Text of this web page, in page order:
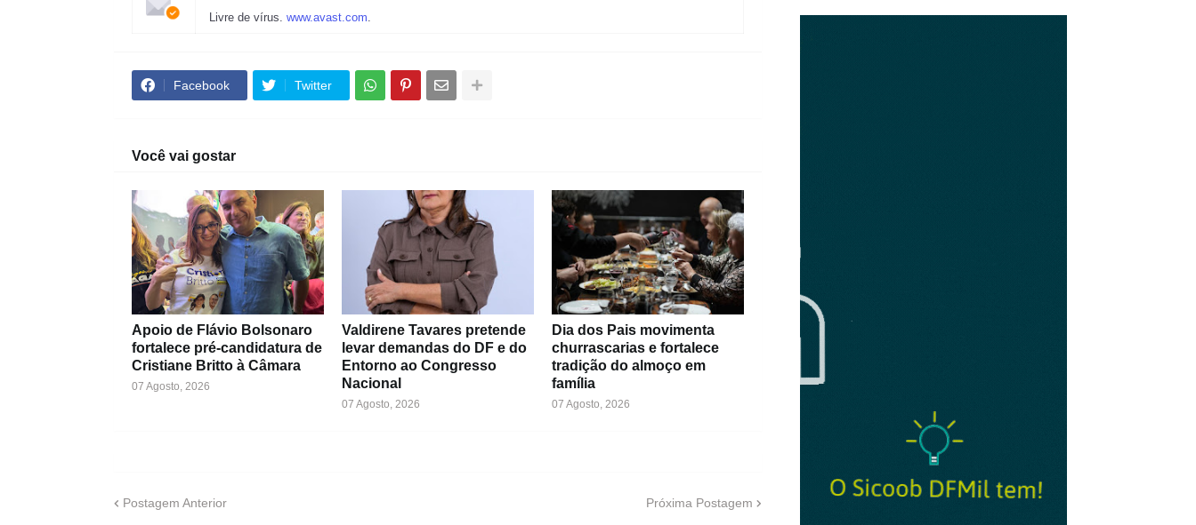
Livre de vírus. www.avast.com.
Facebook Twitter
Você vai gostar
Apoio de Flávio Bolsonaro
fortalece pré-candidatura de
Cristiane Britto à Câmara
07 Agosto, 2026
Valdirene Tavares pretende
levar demandas do DF e do
Entorno ao Congresso
Nacional
07 Agosto, 2026
Dia dos Pais movimenta
churrascarias e fortalece
tradição do almoço em
família
07 Agosto, 2026
Postagem Anterior Próxima Postagem